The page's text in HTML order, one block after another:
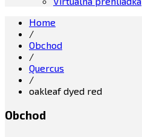
Home
/
Obchod
/
Quercus
/
oakleaf dyed red
Obchod